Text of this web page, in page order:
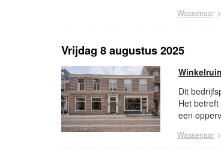
Wassenaar >
Vrijdag 8 augustus 2025
Dit
Het
een
Wassenaar >